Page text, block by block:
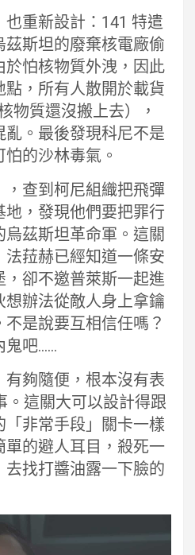
重新設計：141 特遣
茲斯坦的廢棄核電廠偷
於怕核物質外洩，因此
，所有人散開於載貨
物質還沒搬上去），
。最後發現科尼不是
的沙林毒氣。
，查到柯尼組織把飛彈
，發現他們要把罪行
茲斯坦革命軍。這關
菈赫已經知道一條安
卻不邀普萊斯一起進
辦法從敵人身上拿鑰
是說要互相信任嗎？
鬼吧……
夠隨便，根本沒有表
。這關大可以設計得跟
「非常手段」關卡一樣
的避人耳目，殺死一
找打醬油露一下臉的